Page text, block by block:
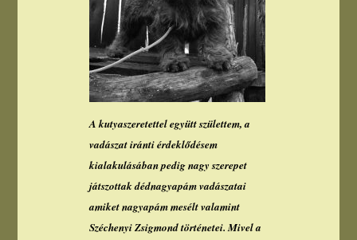
A kutyaszeretettel együtt születtem, a
vadászat iránti érdeklődésem
kialakulásában pedig nagy szerepet
játszottak dédnagyapám vadászatai
amiket nagyapám mesélt valamint
Széchenyi Zsigmond történetei. Mivel a